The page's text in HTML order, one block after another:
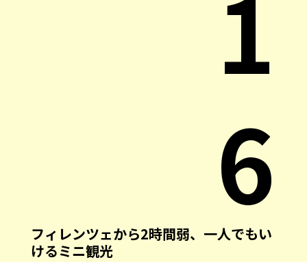
1
6
フィレンツェから2時間弱、一人でもい
けるミニ観光